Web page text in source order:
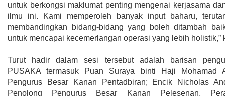
untuk berkongsi maklumat penting mengenai kerjasama
ilmu ini. Kami memperoleh banyak input baharu,
membandingkan bidang-bidang yang boleh ditambah
untuk mencapai kecemerlangan operasi yang lebih holistik,”
Turut hadir dalam sesi tersebut adalah barisan
PUSAKA termasuk Puan Suraya binti Haji Mohamad
Pengurus Besar Kanan Pentadbiran; Encik Nicholas
Penolong Pengurus Besar Kanan Pelesenan,